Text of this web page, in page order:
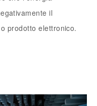
il
prodotto elettronico.